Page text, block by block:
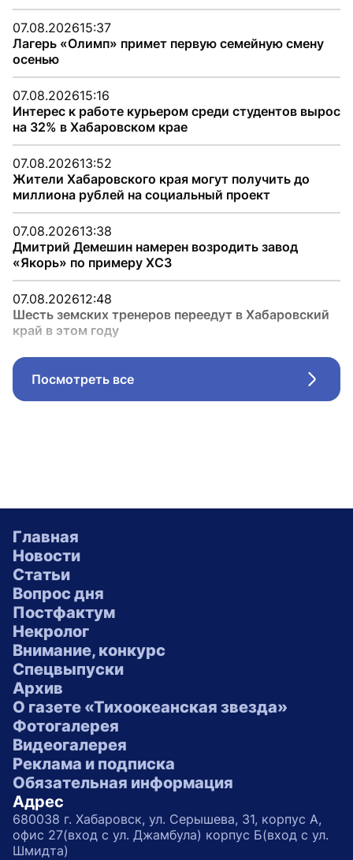
07.08.202615:37
Лагерь «Олимп» примет первую семейную смену
осенью
07.08.202615:16
Интерес к работе курьером среди студентов вырос
на 32% в Хабаровском крае
07.08.202613:52
Жители Хабаровского края могут получить до
миллиона рублей на социальный проект
07.08.202613:38
Дмитрий Демешин намерен возродить завод
«Якорь» по примеру ХСЗ
07.08.202612:48
Шесть земских тренеров переедут в Хабаровский
край в этом году
Посмотреть все
Главная
Новости
Статьи
Вопрос дня
Постфактум
Некролог
Внимание, конкурс
Спецвыпуски
Архив
О газете «Тихоокеанская звезда»
Фотогалерея
Видеогалерея
Реклама и подписка
Обязательная информация
Адрес
680038 г. Хабаровск, ул. Серышева, 31, корпус А,
офис 27(вход с ул. Джамбула) корпус Б(вход с ул.
Шмидта)